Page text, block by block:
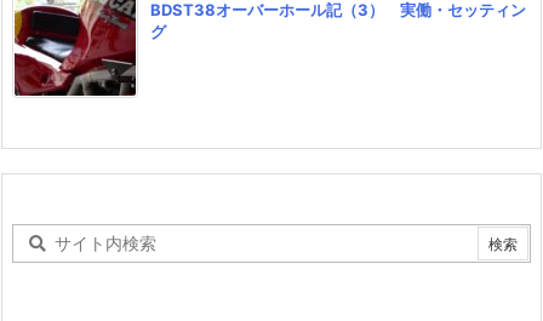
BDST38オーバーホール記（3） 実働・セッティン
グ